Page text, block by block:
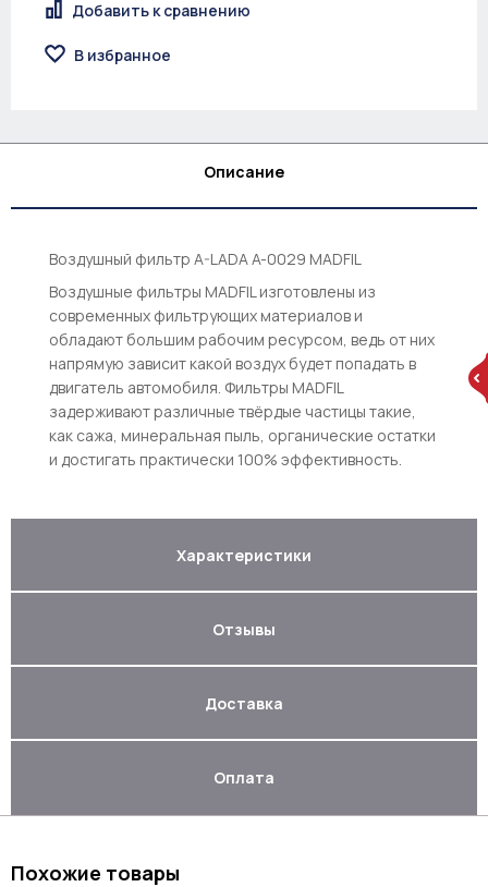
Добавить к сравнению
В избранное
Описание
Воздушный фильтр A-LADA A-0029 MADFIL
Воздушные фильтры MADFIL изготовлены из
современных фильтрующих материалов и
обладают большим рабочим ресурсом, ведь от них
напрямую зависит какой воздух будет попадать в
двигатель автомобиля. Фильтры MADFIL
задерживают различные твёрдые частицы такие,
как сажа, минеральная пыль, органические остатки
и достигать практически 100% эффективность.
Характеристики
Отзывы
Доставка
Оплата
Похожие товары